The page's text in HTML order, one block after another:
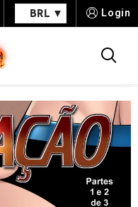
BRL Login